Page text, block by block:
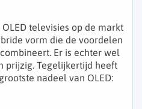
televisies op de markt
vorm die de voordelen
Er is echter wel
prijzig. Tegelijkertijd heeft
nadeel van OLED: